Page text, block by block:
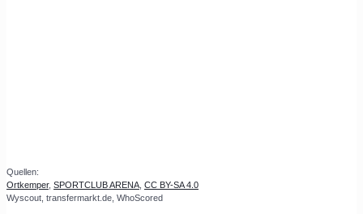
Quellen:
Ortkemper, SPORTCLUB ARENA CC BY-SA 4.0
Wyscout, transfermarkt.de, WhoScored